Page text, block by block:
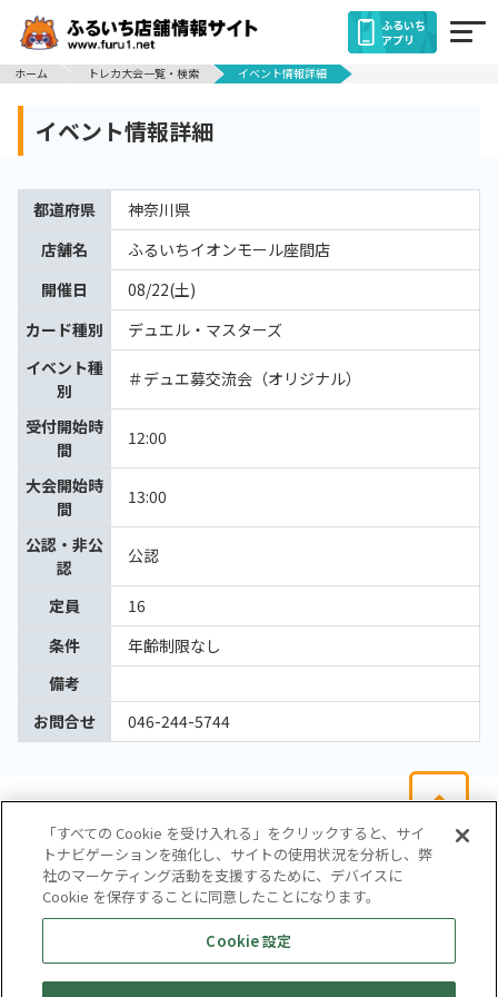
ふるいち
アプリ
ホーム
トレカ大会一覧・検索 イベント情報詳細
イベント情報詳細
都道府県
神奈川県
店舗名
ふるいちイオンモール座間店
開催日
08/22(土)
カード種別
デュエル・マスターズ
イベント種
別
＃デュエ募交流会（オリジナル）
受付開始時
間
12:00
大会開始時
間
13:00
公認・非公
認
公認
定員
16
条件
年齢制限なし
備考
お問合せ
046-244-5744
会社概要
サイトマップ
お問い合わせ
個人情報保護方針
株式会社テイツー
「すべての Cookie を受け入れる」をクリックすると、サイ
トナビゲーションを強化し、サイトの使用状況を分析し、弊
社のマーケティング活動を支援するために、デバイスに
Cookie を保存することに同意したことになります。
Cookie 設定